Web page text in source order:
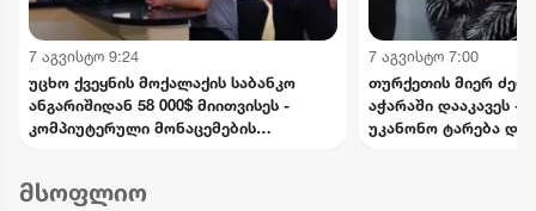
7 აგვისტო 9:24
უცხო ქვეყნის მოქალაქის საბანკო
ანგარიშიდან 58 000$ მიითვისეს -
კომპიუტერული მონაცემების
დაიწყო
7 აგვისტო 7:00
თურქეთის მიერ
აჭარაში დააკავეს -
უკანონო ტარება და
მსოფლიო